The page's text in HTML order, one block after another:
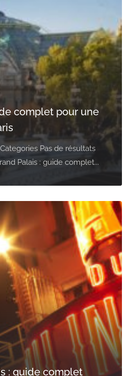
complet pour une
Pas de résultats
Palais : guide complet...
: guide complet